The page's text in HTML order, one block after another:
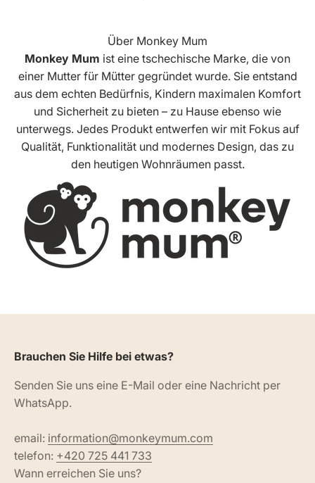
Über Monkey Mum
Monkey Mum ist eine tschechische Marke, die von
einer Mutter für Mütter gegründet wurde. Sie entstand
aus dem echten Bedürfnis, Kindern maximalen Komfort
und Sicherheit zu bieten – zu Hause ebenso wie
unterwegs. Jedes Produkt entwerfen wir mit Fokus auf
Qualität, Funktionalität und modernes Design, das zu
den heutigen Wohnräumen passt.
Brauchen Sie Hilfe bei etwas?
Senden Sie uns eine E-Mail oder eine Nachricht per
WhatsApp.
email: information@monkeymum.com
telefon: +420 725 441 733
Wann erreichen Sie uns?